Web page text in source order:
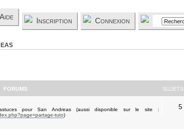
Aide Inscription Connexion
FORUMS SUJETS
pour San Andreas (aussi disponible sur le site :
tuto)
5